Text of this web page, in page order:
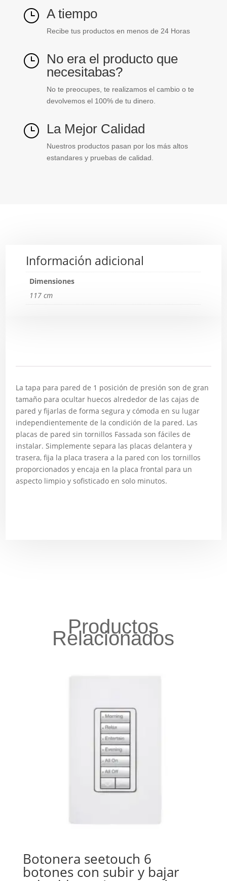
} A tiempo
Recibe tus productos en menos de 24 Horas
} No era el producto que
necesitabas?
No te preocupes, te realizamos el cambio o te
devolvemos el 100% de tu dinero.
} La Mejor Calidad
Nuestros productos pasan por los más altos
estandares y pruebas de calidad.
Información adicional
Dimensiones
117 cm
La tapa para pared de 1 posición de presión son de gran
tamaño para ocultar huecos alrededor de las cajas de
pared y fijarlas de forma segura y cómoda en su lugar
independientemente de la condición de la pared. Las
placas de pared sin tornillos Fassada son fáciles de
instalar. Simplemente separa las placas delantera y
trasera, fija la placa trasera a la pared con los tornillos
proporcionados y encaja en la placa frontal para un
aspecto limpio y sofisticado en solo minutos.
Productos
Relacionados
Botonera seetouch 6
botones con subir y bajar